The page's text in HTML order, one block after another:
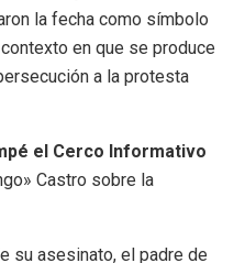
la fecha como símbolo
en que se produce
a la protesta
el Cerco Informativo
Castro sobre la
su asesinato, el padre de